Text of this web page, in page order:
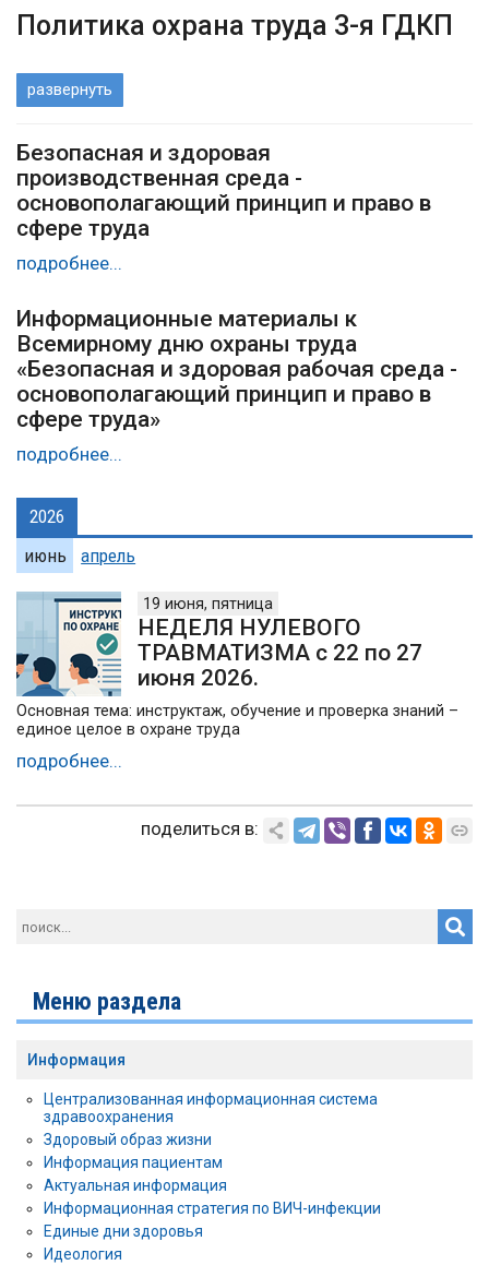
Политика охрана труда 3-я ГДКП
развернуть
Безопасная и здоровая
производственная среда -
основополагающий принцип и право в
сфере труда
подробнее...
Информационные материалы к
Всемирному дню охраны труда
«Безопасная и здоровая рабочая среда -
основополагающий принцип и право в
сфере труда»
подробнее...
2026
июнь
апрель
19 июня, пятница
НЕДЕЛЯ НУЛЕВОГО
ТРАВМАТИЗМА с 22 по 27
июня 2026.
Основная тема: инструктаж, обучение и проверка знаний –
единое целое в охране труда
подробнее...
поделиться в:
Меню раздела
Информация
Централизованная информационная система
здравоохранения
Здоровый образ жизни
Информация пациентам
Актуальная информация
Информационная стратегия по ВИЧ-инфекции
Единые дни здоровья
Идеология